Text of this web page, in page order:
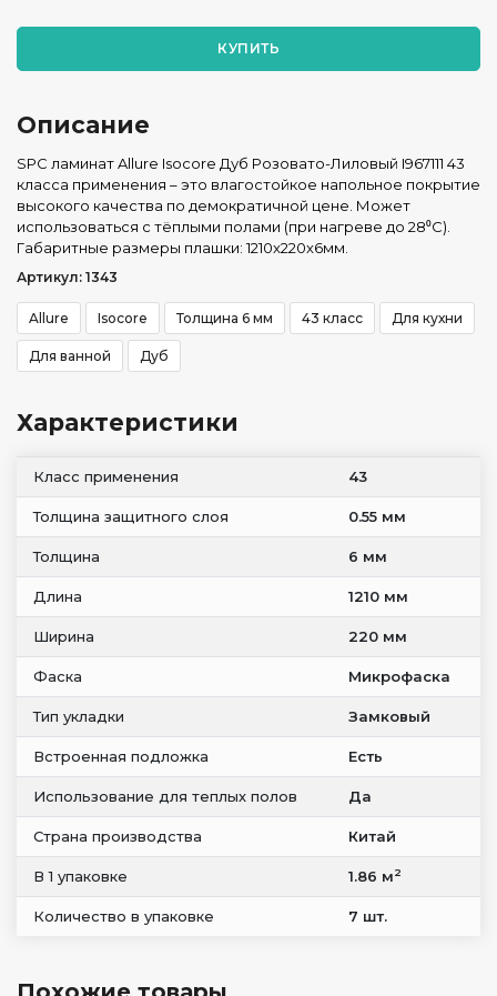
КУПИТЬ
Описание
SPC ламинат Allure Isocore Дуб Розовато-Лиловый I967111 43
класса применения – это влагостойкое напольное покрытие
высокого качества по демократичной цене. Может
использоваться с тёплыми полами (при нагреве до 28⁰С).
Габаритные размеры плашки: 1210x220x6мм.
Артикул: 1343
Allure Isocore Толщина 6 мм 43 класс Для кухни
Для ванной Дуб
Характеристики
Класс применения 43
Толщина защитного слоя 0.55 мм
Толщина 6 мм
Длина 1210 мм
Ширина 220 мм
Фаска Микрофаска
Тип укладки Замковый
Встроенная подложка Есть
Использование для теплых полов Да
Страна производства Китай
В 1 упаковке 1.86 м2
Количество в упаковке 7 шт.